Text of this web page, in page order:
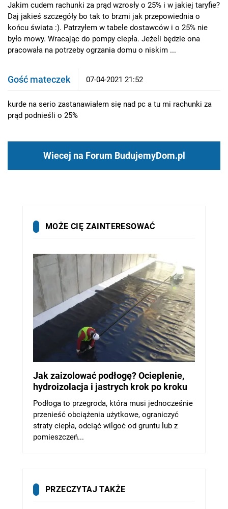
Jakim cudem rachunki za prąd wzrosły o 25% i w jakiej taryfie?
Daj jakieś szczegóły bo tak to brzmi jak przepowiednia o
końcu świata :). Patrzyłem w tabele dostawców i o 25% nie
było mowy. Wracając do pompy ciepła. Jeżeli będzie ona
pracowała na potrzeby ogrzania domu o niskim ...
Gość mateczek 07-04-2021 21:52
kurde na serio zastanawiałem się nad pc a tu mi rachunki za
prąd podnieśli o 25%
Wiecej na Forum BudujemyDom.pl
MOŻE CIĘ ZAINTERESOWAĆ
Jak zaizolować podłogę? Ocieplenie,
hydroizolacja i jastrych krok po kroku
Podłoga to przegroda, która musi jednocześnie
przenieść obciążenia użytkowe, ograniczyć
straty ciepła, odciąć wilgoć od gruntu lub z
pomieszczeń...
PRZECZYTAJ TAKŻE